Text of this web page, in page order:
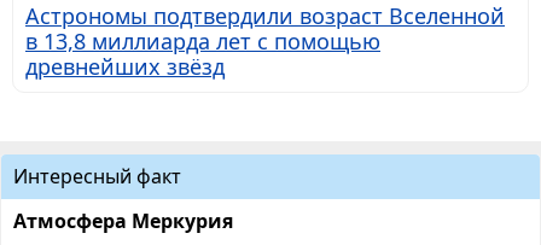
Астрономы подтвердили возраст Вселенной
в 13,8 миллиарда лет с помощью
древнейших звёзд
Интересный факт
Атмосфера Меркурия